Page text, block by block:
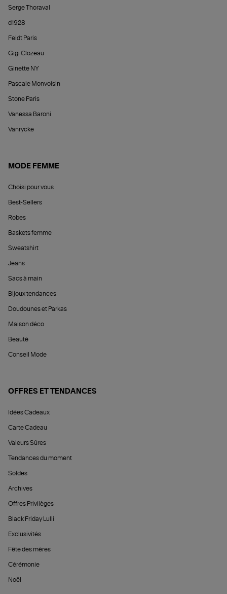
Serge Thoraval
d1928
Feidt Paris
Gigi Clozeau
Ginette NY
Pascale Monvoisin
Stone Paris
Vanessa Baroni
Vanrycke
MODE FEMME
Choisi pour vous
Best-Sellers
Robes
Baskets femme
Sweatshirt
Jeans
Sacs à main
Bijoux tendances
Doudounes et Parkas
Maison déco
Beauté
Conseil Mode
OFFRES ET TENDANCES
Idées Cadeaux
Carte Cadeau
Valeurs Sûres
Tendances du moment
Soldes
Archives
Offres Privilèges
Black Friday Lulli
Exclusivités
Fête des mères
Cérémonie
Noël